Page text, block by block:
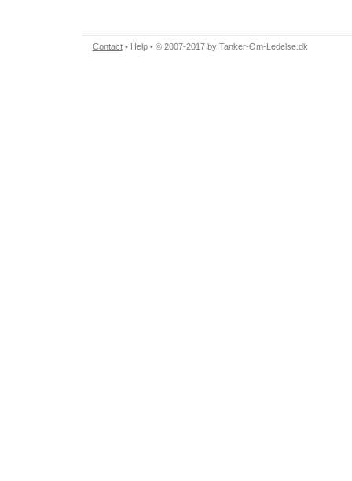
Contact• Help• © 2007-2017 by Tanker-Om-Ledelse.dk